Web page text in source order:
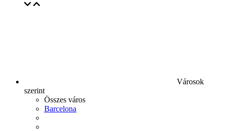
Városok
szerint
Összes város
Barcelona